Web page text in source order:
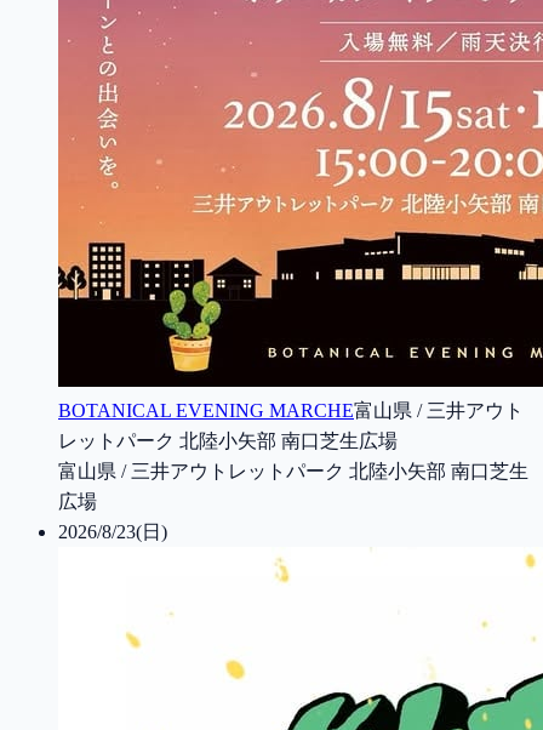
BOTANICAL EVENING MARCHE富山県 / 三井アウト
レットパーク 北陸小矢部 南口芝生広場
富山県 / 三井アウトレットパーク 北陸小矢部 南口芝生
広場
2026/8/23(日)